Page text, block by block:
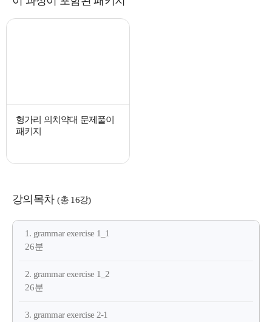
헝가리 의치약대 문제풀이
패키지
강의목차 (총 16강)
1. grammar exercise 1_1
26분
2. grammar exercise 1_2
26분
3. grammar exercise 2-1